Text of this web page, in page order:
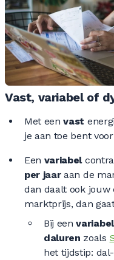
Vast, variabel of
Met eenvast
je aan toe bent
Een variabel
per jaaraan de
dan daalt ook jouw
marktprijs, dan
Bij een
daluren zoals
het tijdstip: